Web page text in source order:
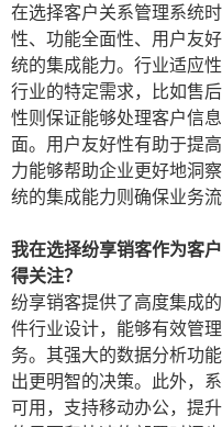
在选择客户关系管理系统
性、功能全面性、用户友
统的集成能力。行业适应
行业的特定需求，比如售
性则保证能够处理客户信
面。用户友好性有助于提
力能够帮助企业更好地洞
统的集成能力则确保业务
我在选择纷享销客作为客
得关注？
纷享销客提供了高度集成
件行业设计，能够有效管
务。其强大的数据分析功
出更明智的决策。此外，
可用，支持移动办公，提